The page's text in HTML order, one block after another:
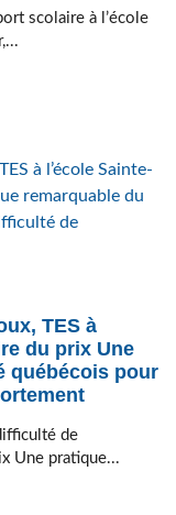
scolaire à l’école
TES à
du prix Une
québécois pour
de
Une pratique...